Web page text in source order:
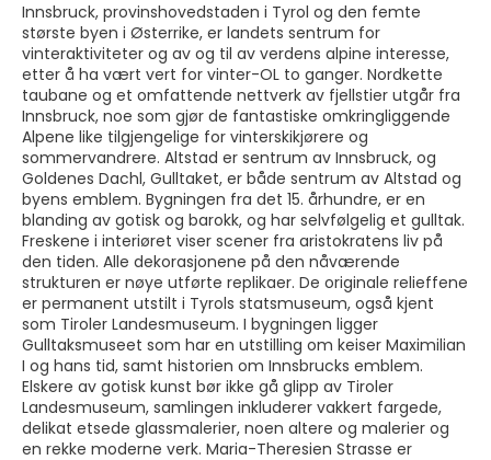
Innsbruck, provinshovedstaden i Tyrol og den femte
største byen i Østerrike, er landets sentrum for
vinteraktiviteter og av og til av verdens alpine interesse,
etter å ha vært vert for vinter-OL to ganger. Nordkette
taubane og et omfattende nettverk av fjellstier utgår fra
Innsbruck, noe som gjør de fantastiske omkringliggende
Alpene like tilgjengelige for vinterskikjørere og
sommervandrere. Altstad er sentrum av Innsbruck, og
Goldenes Dachl, Gulltaket, er både sentrum av Altstad og
byens emblem. Bygningen fra det 15. århundre, er en
blanding av gotisk og barokk, og har selvfølgelig et gulltak.
Freskene i interiøret viser scener fra aristokratens liv på
den tiden. Alle dekorasjonene på den nåværende
strukturen er nøye utførte replikaer. De originale relieffene
er permanent utstilt i Tyrols statsmuseum, også kjent
som Tiroler Landesmuseum. I bygningen ligger
Gulltaksmuseet som har en utstilling om keiser Maximilian
I og hans tid, samt historien om Innsbrucks emblem.
Elskere av gotisk kunst bør ikke gå glipp av Tiroler
Landesmuseum, samlingen inkluderer vakkert fargede,
delikat etsede glassmalerier, noen altere og malerier og
en rekke moderne verk. Maria-Theresien Strasse er